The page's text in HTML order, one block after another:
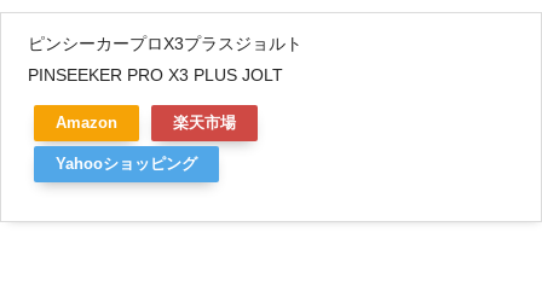
ピンシーカープロX3プラスジョルト
PINSEEKER PRO X3 PLUS JOLT
Amazon 楽天市場
Yahooショッピング